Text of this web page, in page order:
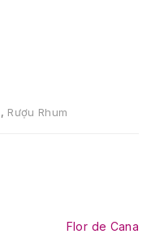
, Rượu Rhum
Flor de Cana